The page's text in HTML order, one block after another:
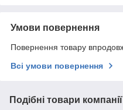
Умови повернення
Повернення товару
Всі умови повернення
Подібні товари компанії